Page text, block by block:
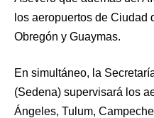
los aeropuertos de Ciudad
Obregón y Guaymas.
En simultáneo, la
(Sedena) supervisará los
Ángeles, Tulum,